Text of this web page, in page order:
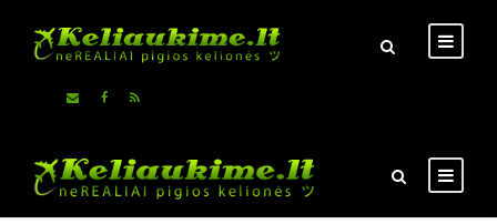
Pigiausi skrydžiai ir viešbučiai, auto nuoma
Savarankiškų kelionių
idėjos
Naudingi patarimai keliautojams Čia - NE kelionių agentūra !!